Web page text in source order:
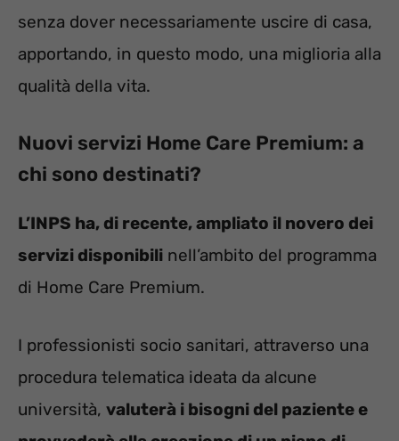
senza dover necessariamente uscire di casa,
apportando, in questo modo, una miglioria alla
qualità della vita.
Nuovi servizi Home Care Premium: a
chi sono destinati?
L’INPS ha, di recente, ampliato il novero dei
servizi disponibili nell’ambito del programma
di Home Care Premium.
I professionisti socio sanitari, attraverso una
procedura telematica ideata da alcune
università, valuterà i bisogni del paziente e